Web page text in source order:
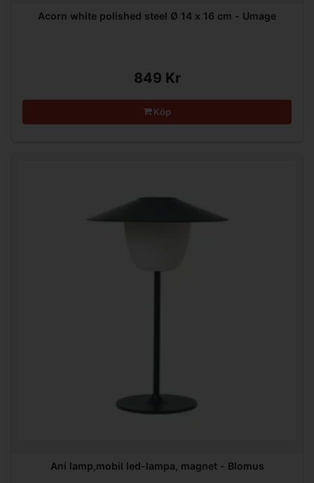
Acorn white polished steel Ø 14 x 16 cm - Umage
849 Kr
Köp
Ani lamp,mobil led-lampa, magnet - Blomus